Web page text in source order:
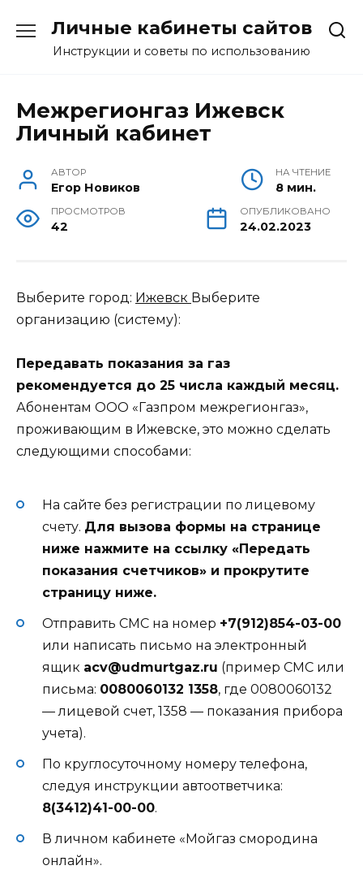
содержанию
Личные кабинеты сайтов
Инструкции и советы по использованию
Межрегионгаз Ижевск
Личный кабинет
АВТОР
Егор Новиков
НА ЧТЕНИЕ
8 мин.
ПРОСМОТРОВ
42
ОПУБЛИКОВАНО
24.02.2023
Выберите город: Ижевск Выберите
организацию (систему):
Передавать показания за газ
рекомендуется до 25 числа каждый месяц.
Абонентам ООО «Газпром межрегионгаз»,
проживающим в Ижевске, это можно сделать
следующими способами:
На сайте без регистрации по лицевому
счету. Для вызова формы на странице
ниже нажмите на ссылку «Передать
показания счетчиков» и прокрутите
страницу ниже.
Отправить СМС на номер +7(912)854-03-00
или написать письмо на электронный
ящик acv@udmurtgaz.ru (пример СМС или
письма: 0080060132 1358, где 0080060132
— лицевой счет, 1358 — показания прибора
учета).
По круглосуточному номеру телефона,
следуя инструкции автоответчика:
8(3412)41-00-00.
В личном кабинете «Мойгаз смородина
онлайн».